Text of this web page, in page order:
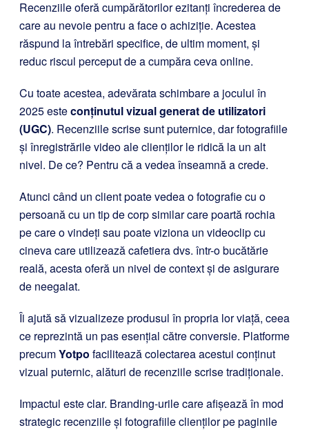
Recenziile oferă cumpărătorilor ezitanți încrederea de
care au nevoie pentru a face o achiziție. Acestea
răspund la întrebări specifice, de ultim moment, și
reduc riscul perceput de a cumpăra ceva online.
Cu toate acestea, adevărata schimbare a jocului în
2025 esteconținutul vizual generat de utilizatori
(UGC). Recenziile scrise sunt puternice, dar fotografiile
și înregistrările video ale clienților le ridică la un alt
nivel. De ce? Pentru că a vedea înseamnă a crede.
Atunci când un client poate vedea o fotografie cu o
persoană cu un tip de corp similar care poartă rochia
pe care o vindeți sau poate viziona un videoclip cu
cineva care utilizează cafetiera dvs. într-o bucătărie
reală, acesta oferă un nivel de context și de asigurare
de neegalat.
Îi ajută să vizualizeze produsul în propria lor viață, ceea
ce reprezintă un pas esențial către conversie. Platforme
precumYotpo facilitează colectarea acestui conținut
vizual puternic, alături de recenziile scrise tradiționale.
Impactul este clar. Branding-urile care afișează în mod
strategic recenziile și fotografiile clienților pe paginile